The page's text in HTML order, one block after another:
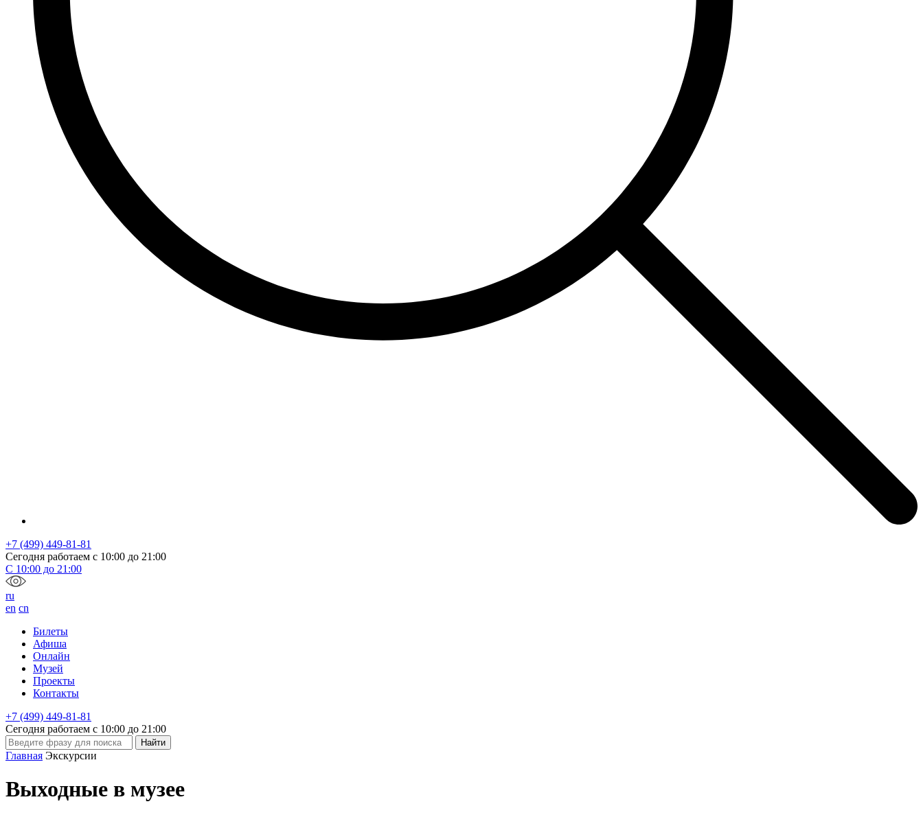
+7 (499) 449-81-81
Сегодня работаем с 10:00 до 21:00
С 10:00 до 21:00
ru
en cn
Билеты
Афиша
Онлайн
Музей
Проекты
Контакты
+7 (499) 449-81-81
Сегодня работаем с 10:00 до 21:00
Главная Экскурсии
Выходные в музее